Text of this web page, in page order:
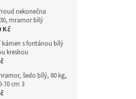
nekonečna
mramor bílý
Kč
kámen s fontánou bílý
kresbou
šedo bílý, 80 kg,
70 cm 3